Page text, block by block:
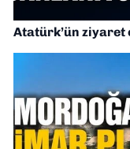
Atatürk’ün ziyaret